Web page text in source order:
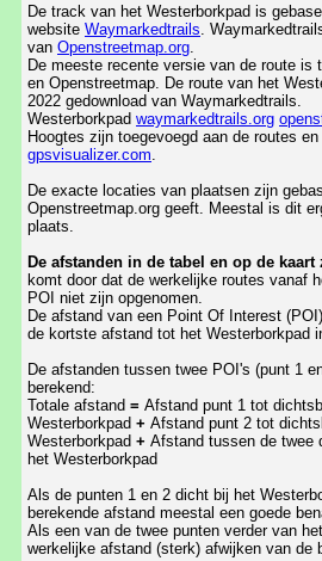
De track van het Westerborkpad is
website Waymarkedtrails .
van Openstreetmap.org
De meeste recente versie van de route is
en Openstreetmap. De route van het
2022 gedownload van Waymarkedtrails.
Westerborkpad waymarkedtrails.org
Hoogtes zijn toegevoegd aan de routes
gpsvisualizer.com
De exacte locaties van plaatsen zijn
Openstreetmap.org geeft. Meestal is dit
plaats.
De afstanden in de tabel en op de
komt door dat de werkelijke routes vanaf
POI niet zijn opgenomen.
De afstand van een Point Of Interest
de kortste afstand tot het Westerborkpad
De afstanden tussen twee POI's (punt 1
berekend:
Totale afstand = Afstand punt 1 tot
Westerborkpad + Afstand punt 2 tot
Westerborkpad + Afstand tussen de twee
het Westerborkpad
Als de punten 1 en 2 dicht bij het
berekende afstand meestal een goede
Als een van de twee punten verder van
werkelijke afstand (sterk) afwijken van de